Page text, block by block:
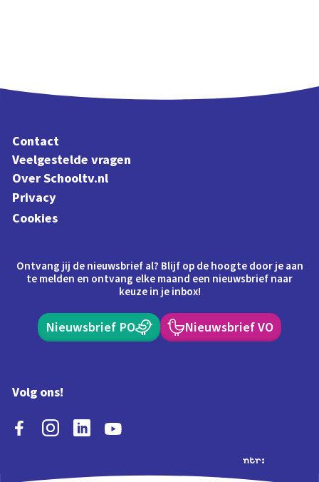
Contact
Veelgestelde vragen
Over Schooltv.nl
Privacy
Cookies
Ontvang jij de nieuwsbrief al? Blijf op de hoogte door je aan
te melden en ontvang elke maand een nieuwsbrief naar
keuze in je inbox!
Nieuwsbrief PO Nieuwsbrief VO
Volg ons!